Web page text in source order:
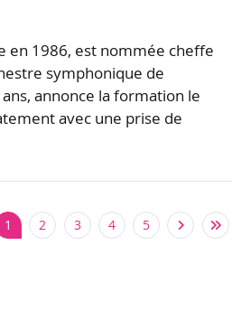
en 1986, est nommée cheffe
symphonique de
annonce la formation le
avec une prise de
1 2 3 4 5